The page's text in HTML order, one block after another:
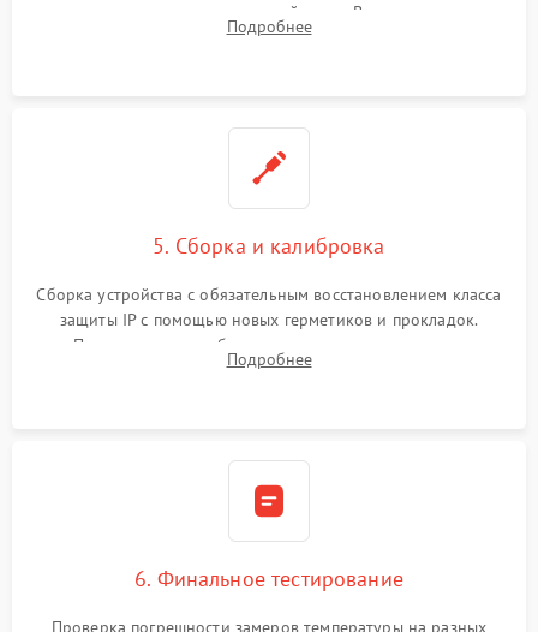
контроллеров на материнской плате. Восстановление
разъемов и кнопок, замена поврежденных элементов
Подробнее
5. Сборка и калибровка
Сборка устройства с обязательным восстановлением класса
защиты IP с помощью новых герметиков и прокладок.
Программная калибровка матрицы по эталонному
абсолютно черному телу для точного измерения температур.
Подробнее
6. Финальное тестирование
Проверка погрешности замеров температуры на разных